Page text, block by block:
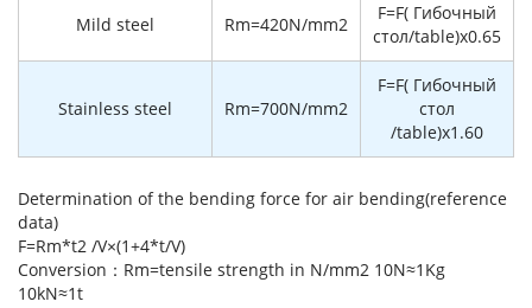
Mild steel Rm=420N/mm2
F=F( Гибочный
стол/table)x0.65
Stainless steel Rm=700N/mm2
F=F( Гибочный
стол
/table)x1.60
Determination of the bending force for air bending(reference
data)
F=Rm*t2 /V×(1+4*t/V)
Conversion：Rm=tensile strength in N/mm2 10N≈1Kg
10kN≈1t